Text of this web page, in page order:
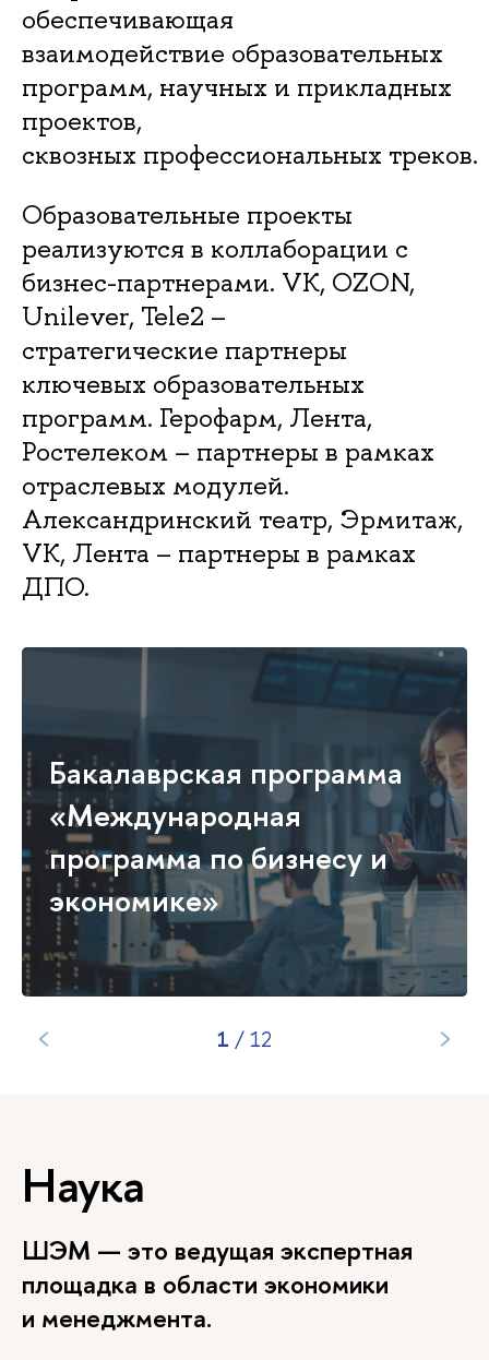
Международный
бизнес в странах
региона
Менеджмент в
индустрии
впечатлений
25/25/6 2 года
Бизнес- и IT-
архитектура
высокотехнологичных
компаний
20/15
Экономика и бизнес-
консалтинг
25/20 2 года Очная
обеспечивающая
взаимодействие образовательных
программ, научных и прикладных
проектов,
сквозных профессиональных треков.
Образовательные проекты
реализуются в коллаборации с
бизнес-партнерами. VK, OZON,
Unilever, Tele2 –
стратегические партнеры
ключевых образовательных
программ. Герофарм, Лента,
Ростелеком – партнеры в рамках
отраслевых модулей.
Александринский театр, Эрмитаж,
VK, Лента – партнеры в рамках
ДПО.
Бакалаврская программа
«Международная
программа по бизнесу и
экономике»
1 / 12
Наука
ШЭМ — это ведущая экспертная
площадка в области экономики
и менеджмента.